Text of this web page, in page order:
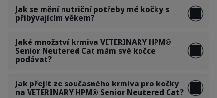
Jak se mění nutriční potřeby mé kočky s
přibývajícím věkem?
Jaké množství krmiva VETERINARY HPM®
Senior Neutered Cat mám své kočce
podávat?
Jak přejít ze současného krmiva pro kočky
na VETERINARY HPM® Senior Neutered Cat?